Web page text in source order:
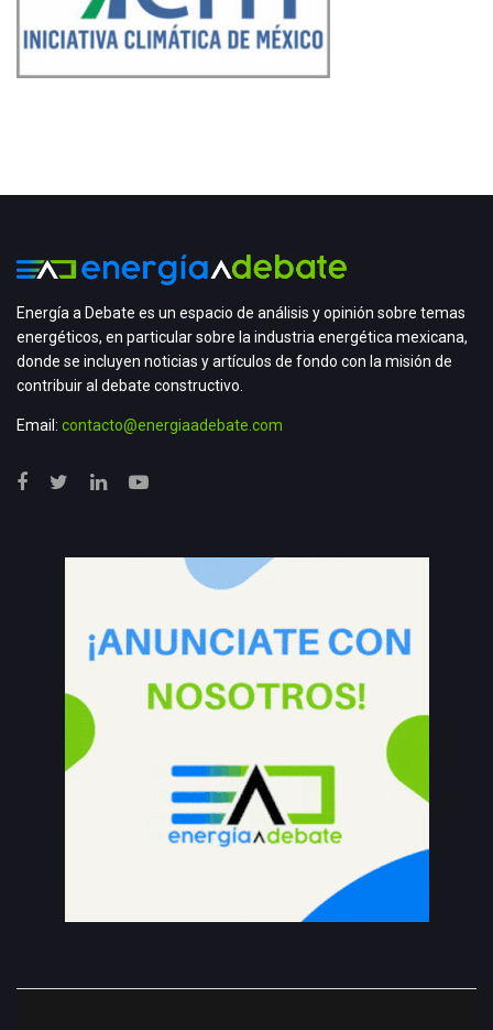
Energía a Debate es un espacio de análisis y opinión sobre temas
energéticos, en particular sobre la industria energética mexicana,
donde se incluyen noticias y artículos de fondo con la misión de
contribuir al debate constructivo.
Email: contacto@energiaadebate.com